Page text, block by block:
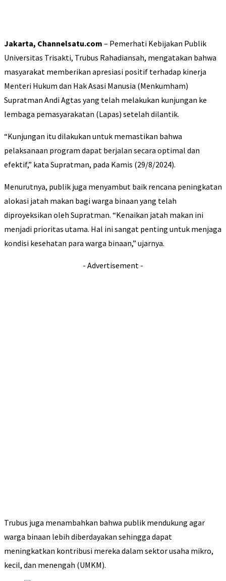
Jakarta, Channelsatu.com – Pemerhati Kebijakan Publik
Universitas Trisakti, Trubus Rahadiansah, mengatakan bahwa
masyarakat memberikan apresiasi positif terhadap kinerja
Menteri Hukum dan Hak Asasi Manusia (Menkumham)
Supratman Andi Agtas yang telah melakukan kunjungan ke
lembaga pemasyarakatan (Lapas) setelah dilantik.
“Kunjungan itu dilakukan untuk memastikan bahwa
pelaksanaan program dapat berjalan secara optimal dan
efektif,” kata Supratman, pada Kamis (29/8/2024).
Menurutnya, publik juga menyambut baik rencana peningkatan
alokasi jatah makan bagi warga binaan yang telah
diproyeksikan oleh Supratman. “Kenaikan jatah makan ini
menjadi prioritas utama. Hal ini sangat penting untuk menjaga
kondisi kesehatan para warga binaan,” ujarnya.
- Advertisement -
Trubus juga menambahkan bahwa publik mendukung agar
warga binaan lebih diberdayakan sehingga dapat
meningkatkan kontribusi mereka dalam sektor usaha mikro,
kecil, dan menengah (UMKM).